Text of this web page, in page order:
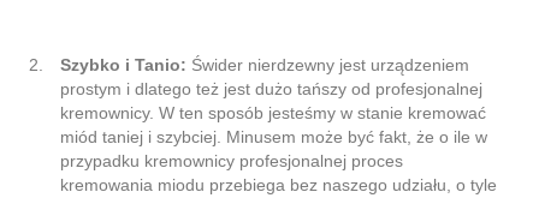
Szybko i Tanio: Świder nierdzewny jest urządzeniem
prostym i dlatego też jest dużo tańszy od profesjonalnej
kremownicy. W ten sposób jesteśmy w stanie kremować
miód taniej i szybciej. Minusem może być fakt, że o ile w
przypadku kremownicy profesjonalnej proces
kremowania miodu przebiega bez naszego udziału, o tyle